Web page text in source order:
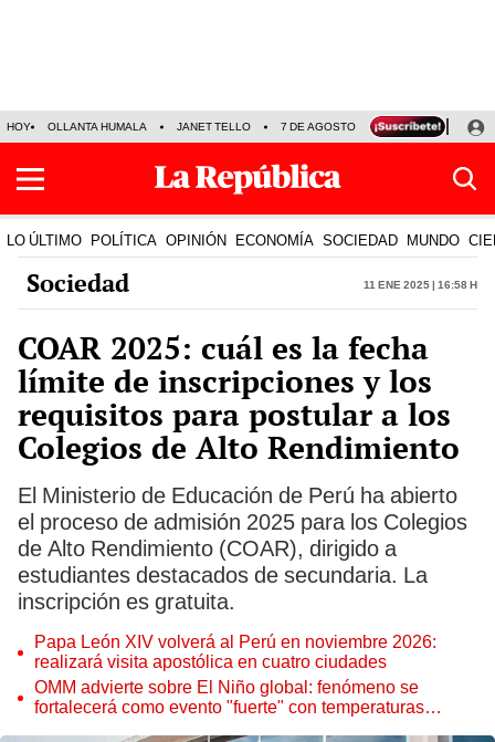
HOY OLLANTA HUMALA JANET TELLO 7 DE AGOSTO TINKA RESULTADOS
LO ÚLTIMO POLÍTICA OPINIÓN ECONOMÍA SOCIEDAD MUNDO
Sociedad 11 Ene 2025 | 16:58 h
COAR 2025: cuál es la fecha
límite de inscripciones y los
requisitos para postular a los
Colegios de Alto Rendimiento
El Ministerio de Educación de Perú ha abierto
el proceso de admisión 2025 para los Colegios
de Alto Rendimiento (COAR), dirigido a
estudiantes destacados de secundaria. La
inscripción es gratuita.
Papa León XIV volverá al Perú en noviembre 2026:
realizará visita apostólica en cuatro ciudades
OMM advierte sobre El Niño global: fenómeno se
fortalecerá como evento "fuerte" con temperaturas